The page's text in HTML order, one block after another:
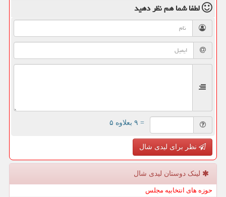
لطفا شما همنظر دهید
= ۹ بعلاوه ۵
نظر برای لیدی شال
لینک دوستان لیدی شال
حوزه های انتخابیه مجلس